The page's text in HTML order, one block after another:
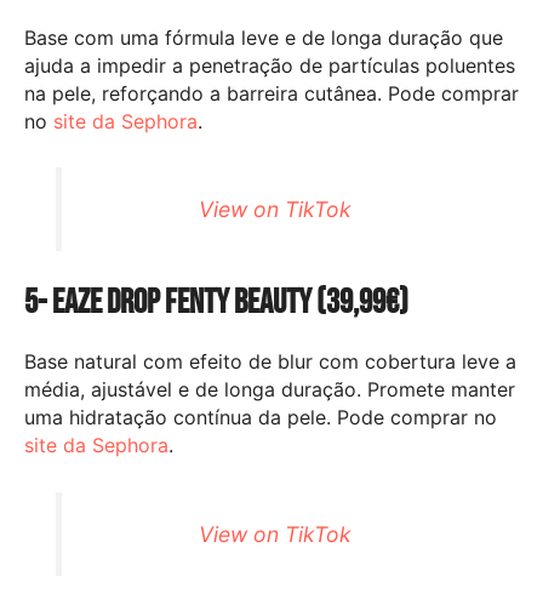
Base com uma fórmula leve e de longa duração que
ajuda a impedir a penetração de partículas poluentes
na pele, reforçando a barreira cutânea. Pode comprar
no site da Sephora.
View on TikTok
5- Eaze Drop Fenty Beauty (39,99€)
Base natural com efeito de blur com cobertura leve a
média, ajustável e de longa duração. Promete manter
uma hidratação contínua da pele. Pode comprar no
site da Sephora.
View on TikTok